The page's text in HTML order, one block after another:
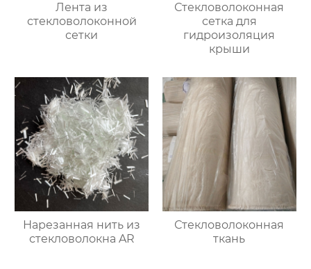
Лента из
стекловолоконной
сетки
Стекловолоконная
сетка для
гидроизоляция
крыши
Нарезанная нить из
стекловолокна AR
Стекловолоконная
ткань